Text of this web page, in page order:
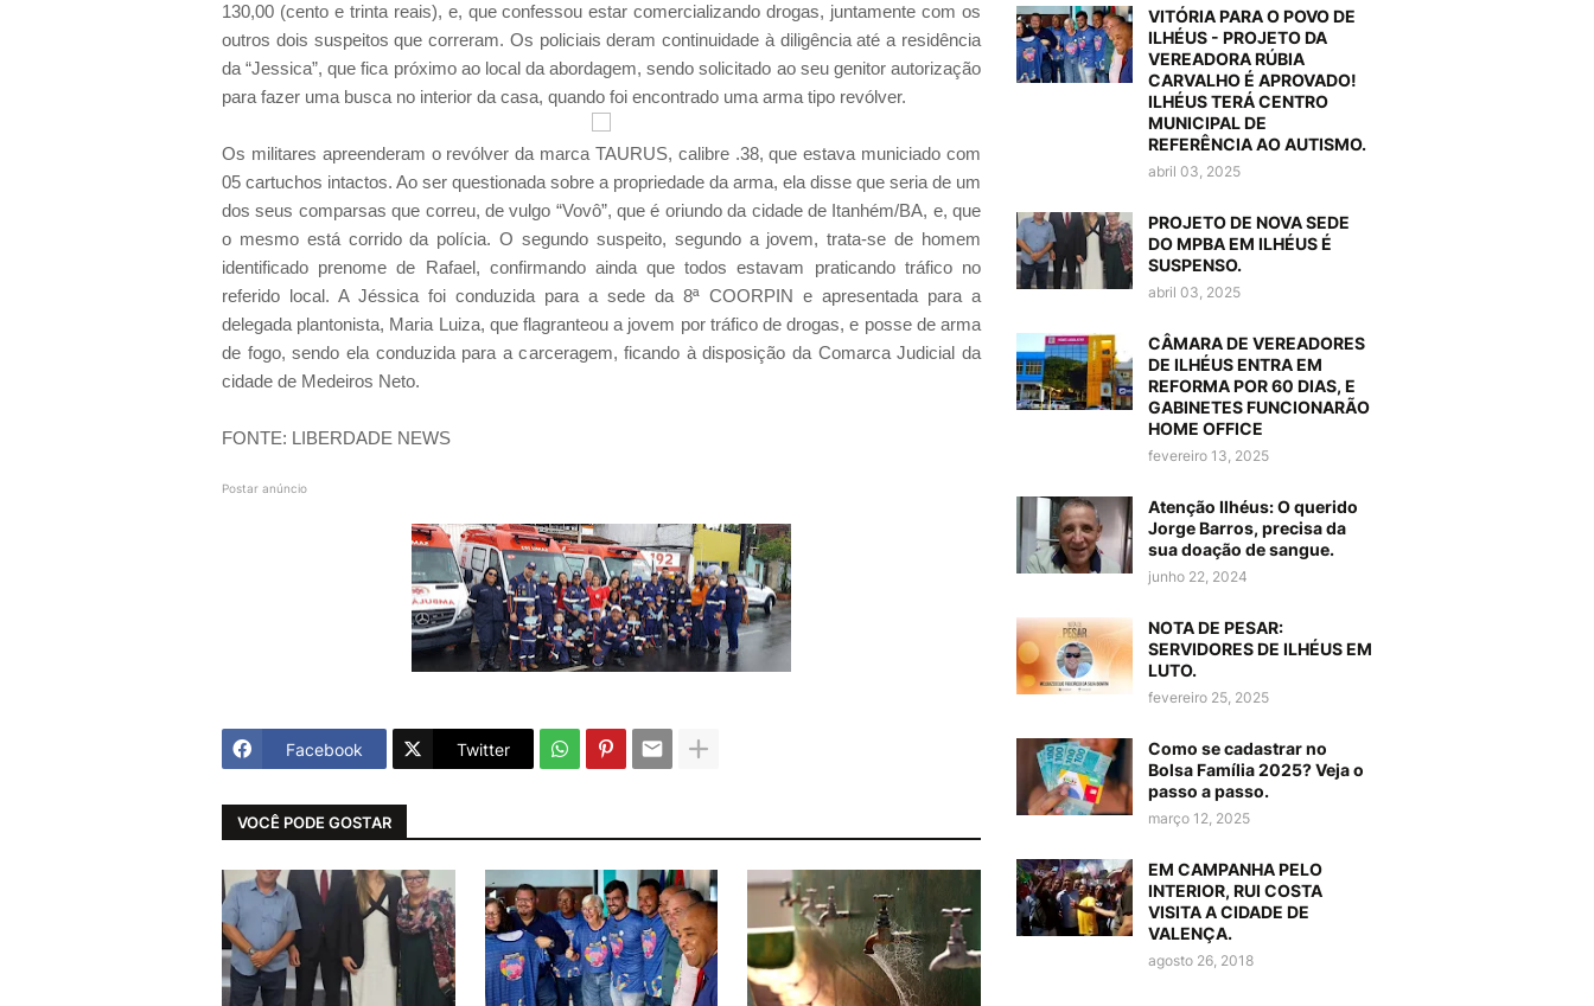
130,00 (cento e trinta reais), e, que confessou estar comercializando drogas, juntamente com os
outros dois suspeitos que correram. Os policiais deram continuidade à diligência até a residência
da “Jessica”, que fica próximo ao local da abordagem, sendo solicitado ao seu genitor autorização
para fazer uma busca no interior da casa, quando foi encontrado uma arma tipo revólver.
Os militares apreenderam o revólver da marca TAURUS, calibre .38, que estava municiado com
05 cartuchos intactos. Ao ser questionada sobre a propriedade da arma, ela disse que seria de um
dos seus comparsas que correu, de vulgo “Vovô”, que é oriundo da cidade de Itanhém/BA, e, que
o mesmo está corrido da polícia. O segundo suspeito, segundo a jovem, trata-se de homem
identificado prenome de Rafael, confirmando ainda que todos estavam praticando tráfico no
referido local. A Jéssica foi conduzida para a sede da 8ª COORPIN e apresentada para a
delegada plantonista, Maria Luiza, que flagranteou a jovem por tráfico de drogas, e posse de arma
de fogo, sendo ela conduzida para a carceragem, ficando à disposição da Comarca Judicial da
cidade de Medeiros Neto.
FONTE: LIBERDADE NEWS
Postar anúncio
Facebook Twitter
VOCÊ PODE GOSTAR
VITÓRIA PARA O POVO DE
ILHÉUS - PROJETO DA
VEREADORA RÚBIA
CARVALHO É APROVADO!
ILHÉUS TERÁ CENTRO
MUNICIPAL DE
REFERÊNCIA AO AUTISMO.
abril 03, 2025
PROJETO DE NOVA SEDE
DO MPBA EM ILHÉUS É
SUSPENSO.
abril 03, 2025
CÂMARA DE VEREADORES
DE ILHÉUS ENTRA EM
REFORMA POR 60 DIAS, E
GABINETES FUNCIONARÃO
HOME OFFICE
fevereiro 13, 2025
Atenção Ilhéus: O querido
Jorge Barros, precisa da
sua doação de sangue.
junho 22, 2024
NOTA DE PESAR:
SERVIDORES DE ILHÉUS EM
LUTO.
fevereiro 25, 2025
Como se cadastrar no
Bolsa Família 2025? Veja o
passo a passo.
março 12, 2025
EM CAMPANHA PELO
INTERIOR, RUI COSTA
VISITA A CIDADE DE
VALENÇA.
agosto 26, 2018